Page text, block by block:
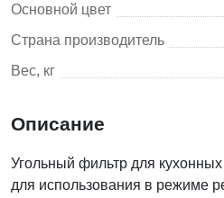
Основной цвет
Страна производитель
Вес, кг
Описание
Угольный фильтр для
для использования в режиме